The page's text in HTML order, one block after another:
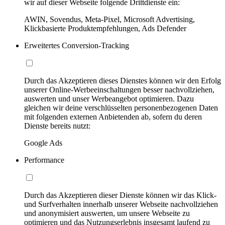
wir auf dieser Webseite folgende Drittdienste ein:
AWIN, Sovendus, Meta-Pixel, Microsoft Advertising,
Klickbasierte Produktempfehlungen, Ads Defender
Erweitertes Conversion-Tracking
Durch das Akzeptieren dieses Dienstes können wir den Erfolg
unserer Online-Werbeeinschaltungen besser nachvollziehen,
auswerten und unser Werbeangebot optimieren. Dazu
gleichen wir deine verschlüsselten personenbezogenen Daten
mit folgenden externen Anbietenden ab, sofern du deren
Dienste bereits nutzt:
Google Ads
Performance
Durch das Akzeptieren dieser Dienste können wir das Klick-
und Surfverhalten innerhalb unserer Webseite nachvollziehen
und anonymisiert auswerten, um unsere Webseite zu
optimieren und das Nutzungserlebnis insgesamt laufend zu